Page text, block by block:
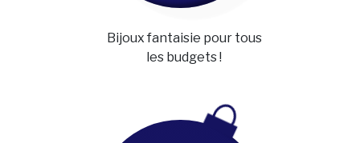
Bijoux fantaisie pour tous
les budgets !